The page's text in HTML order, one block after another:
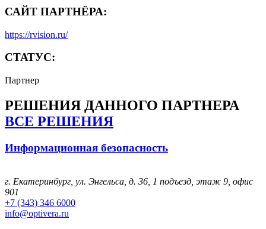
САЙТ ПАРТНЁРА:
https://rvision.ru/
СТАТУС:
Партнер
РЕШЕНИЯ ДАННОГО ПАРТНЕРА
ВСЕ РЕШЕНИЯ
Информационная безопасность
г. Екатеринбург, ул. Энгельса, д. 36, 1 подъезд, этаж 9, офис
901
+7 (343) 346 6000
info@optivera.ru